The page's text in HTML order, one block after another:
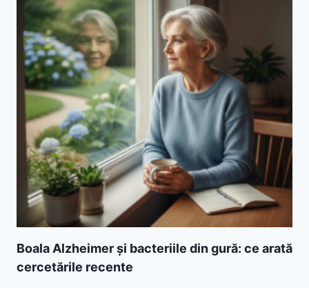
Boala Alzheimer și bacteriile din gură: ce arată
cercetările recente